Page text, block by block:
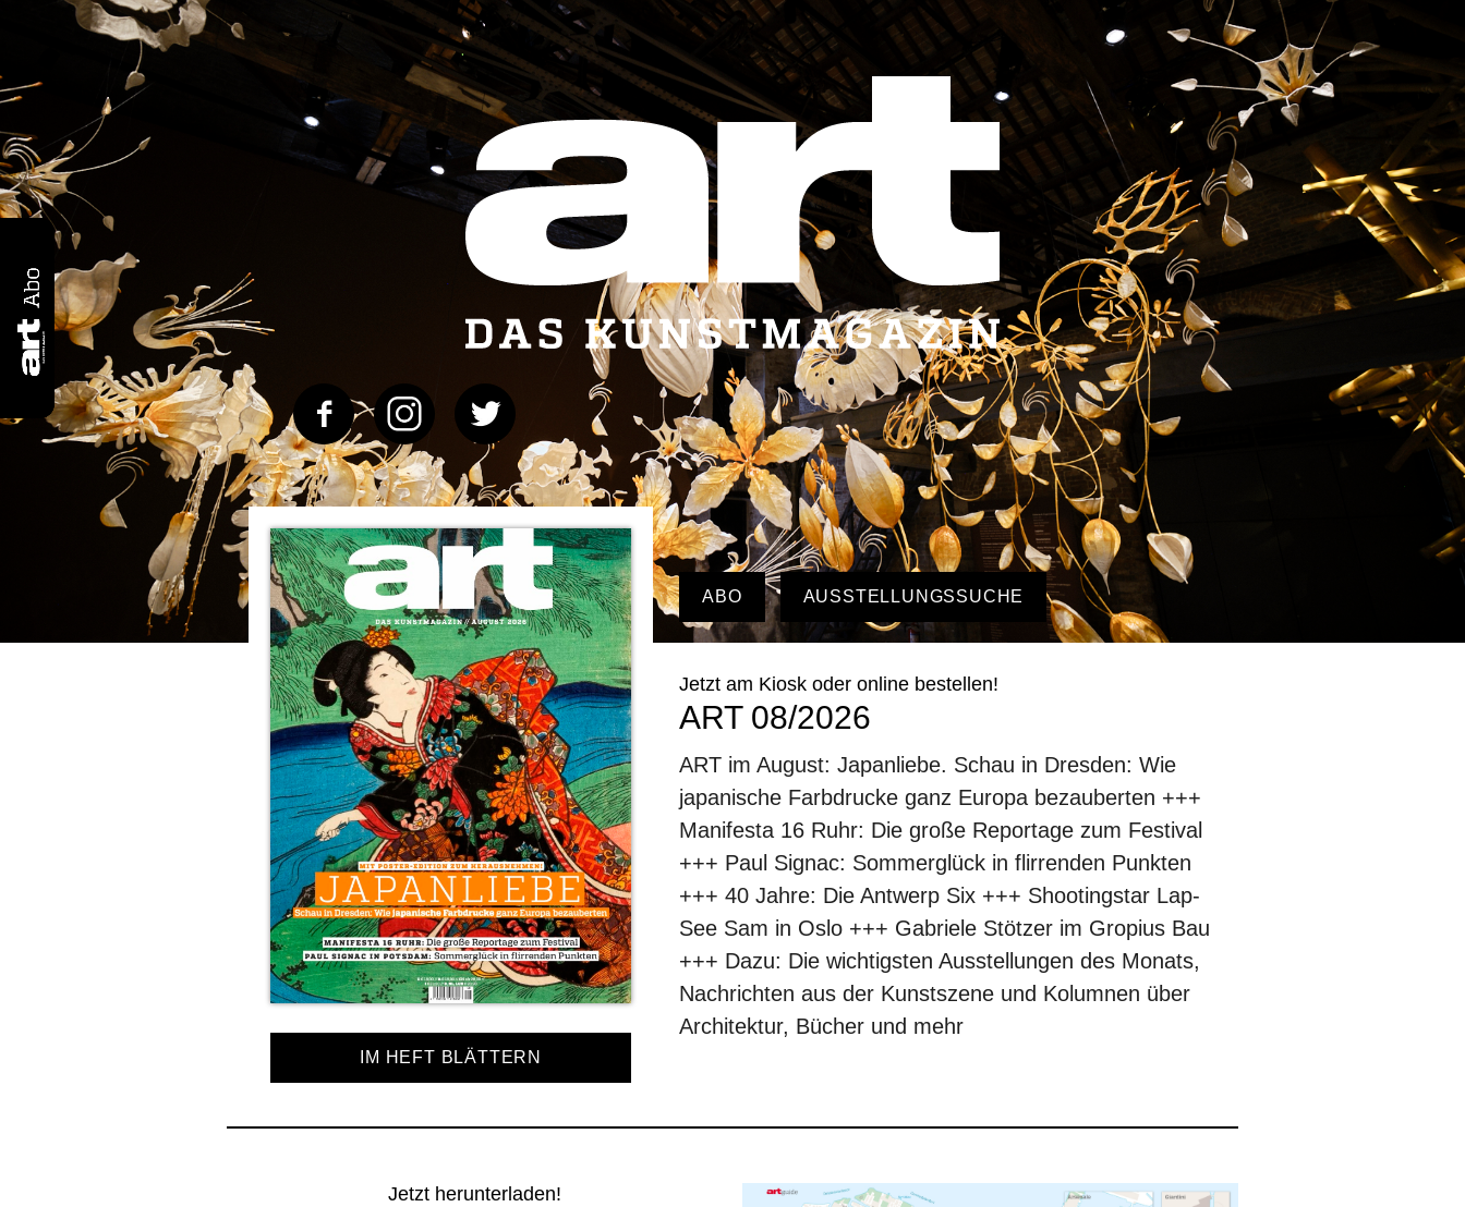
IM HEFT BLÄTTERN
ABO AUSSTELLUNGSSUCHE
Jetzt am Kiosk oder online bestellen!
ART 08/2026
ART im August: Japanliebe. Schau in Dresden: Wie
japanische Farbdrucke ganz Europa bezauberten +++
Manifesta 16 Ruhr: Die große Reportage zum Festival
+++ Paul Signac: Sommerglück in flirrenden Punkten
+++ 40 Jahre: Die Antwerp Six +++ Shootingstar Lap-
See Sam in Oslo +++ Gabriele Stötzer im Gropius Bau
+++ Dazu: Die wichtigsten Ausstellungen des Monats,
Nachrichten aus der Kunstszene und Kolumnen über
Architektur, Bücher und mehr
Jetzt herunterladen!